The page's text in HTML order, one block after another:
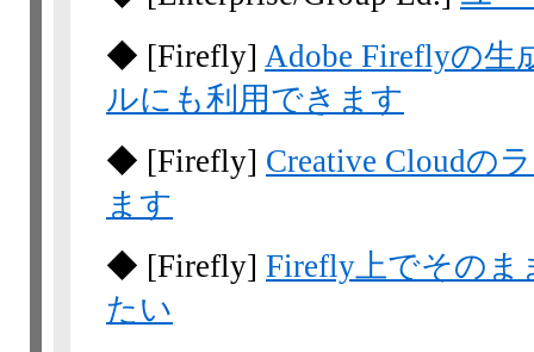
◆ [Firefly] Adobe Fireflyの
ルにも利用できます
◆ [Firefly] Creative Cloudの
ます
◆ [Firefly] Firefly上でそのま
たい